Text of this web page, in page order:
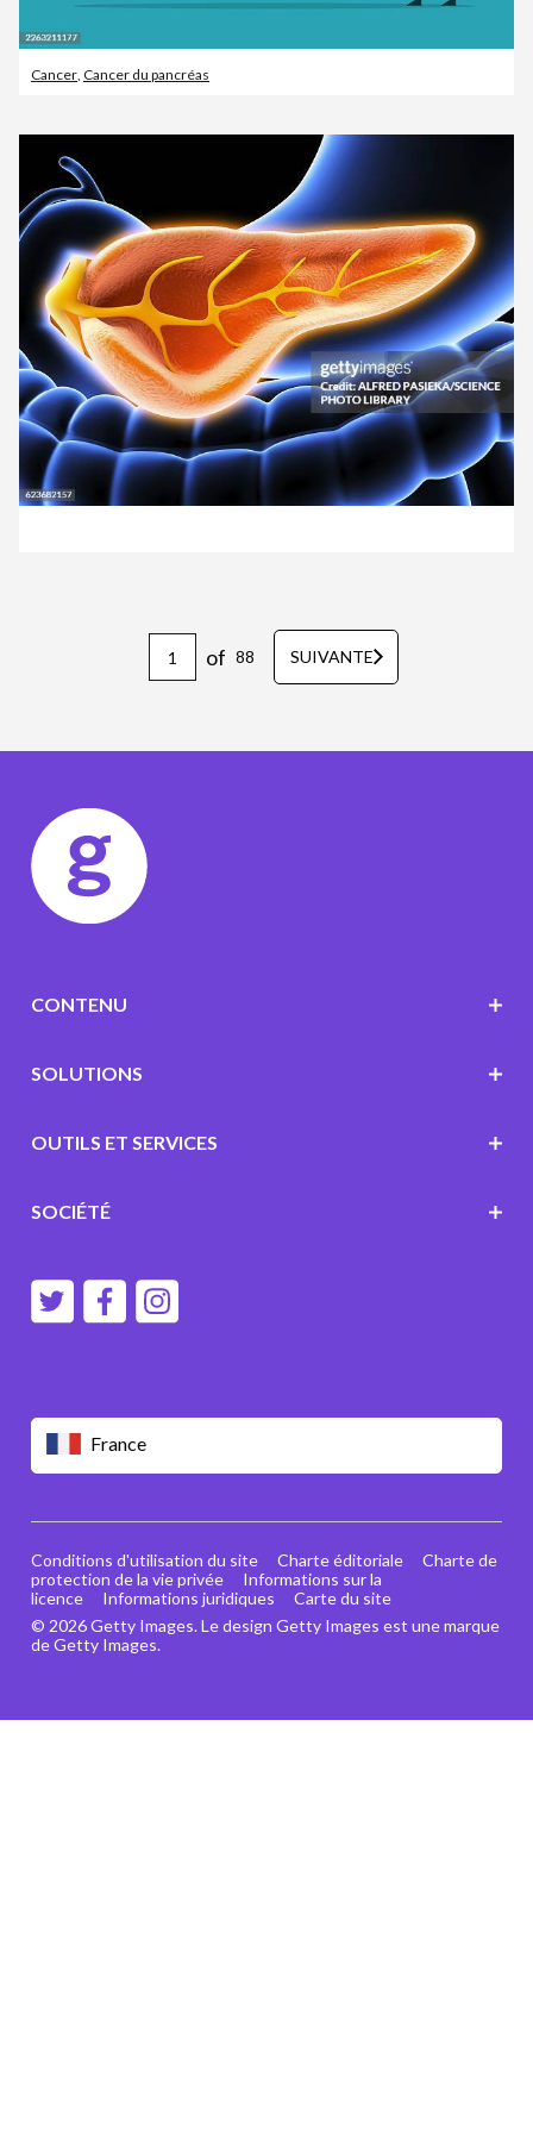
Cancer, Cancer du pancréas
of 88 SUIVANTE
France
CONTENU
SOLUTIONS
OUTILS ET SERVICES
SOCIÉTÉ
© 2026 Getty Images. Le design Getty Images est une marque
de Getty Images.
Conditions d'utilisation du site Charte éditoriale
Charte de
protection de la vie privée
Informations sur la
licence
Informations juridiques Carte du site